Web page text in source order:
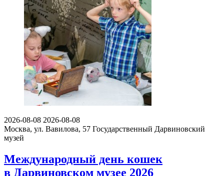
2026-08-08 2026-08-08
Москва, ул. Вавилова, 57 Государственный Дарвиновский
музей
Международный день кошек
в Дарвиновском музее 2026